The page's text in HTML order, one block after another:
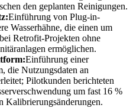
den geplanten Reinigungen.
Einführung von Plug-in-
Wasserhähne, die einen um
Retrofit-Projekten ohne
ermöglichen.
Einführung einer
die Nutzungsdaten an
Pilotkunden berichteten
um fast 16 %
Kalibrierungsänderungen.